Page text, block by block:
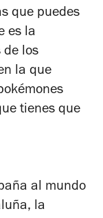
que puedes
es la
de los
la que
tienes que
al mundo
la